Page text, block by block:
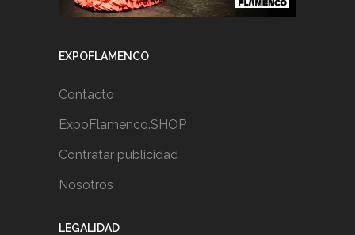
EXPOFLAMENCO
Contacto
ExpoFlamenco.SHOP
Contratar publicidad
Nosotros
LEGALIDAD